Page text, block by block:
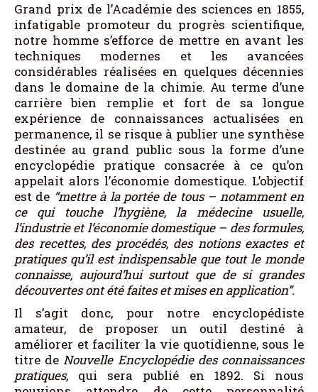
Grand prix de l’Académie des sciences en 1855,
infatigable promoteur du progrès scientifique,
notre homme s’efforce de mettre en avant les
techniques modernes et les avancées
considérables réalisées en quelques décennies
dans le domaine de la chimie. Au terme d’une
carrière bien remplie et fort de sa longue
expérience de connaissances actualisées en
permanence, il se risque à publier une synthèse
destinée au grand public sous la forme d’une
encyclopédie pratique consacrée à ce qu’on
appelait alors l’économie domestique. L’objectif
est de “mettre à la portée de tous – notamment en
ce qui touche l’hygiène, la médecine usuelle,
l’industrie et l’économie domestique – des formules,
des recettes, des procédés, des notions exactes et
pratiques qu’il est indispensable que tout le monde
connaisse, aujourd’hui surtout que de si grandes
découvertes ont été faites et mises en application”.
Il s’agit donc, pour notre encyclopédiste
amateur, de proposer un outil destiné à
améliorer et faciliter la vie quotidienne, sous le
titre deNouvelle Encyclopédie des connaissances
pratiques, qui sera publié en 1892. Si nous